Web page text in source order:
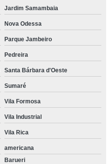
Jardim Samambaia
Nova Odessa
Parque Jambeiro
Pedreira
Santa Bárbara d'Oeste
Sumaré
Vila Formosa
Vila Industrial
Vila Rica
americana
Barueri